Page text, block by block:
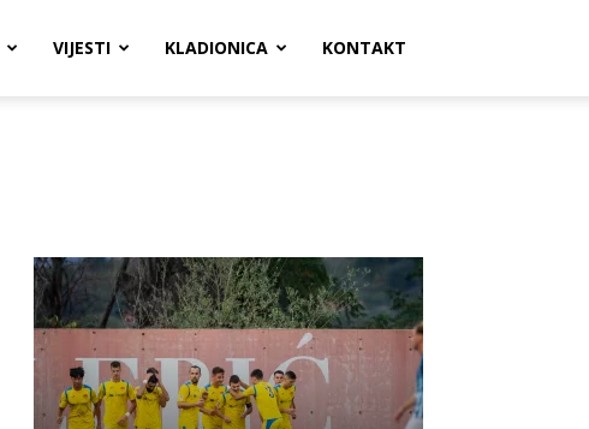
VIJESTI KLADIONICA KONTAKT